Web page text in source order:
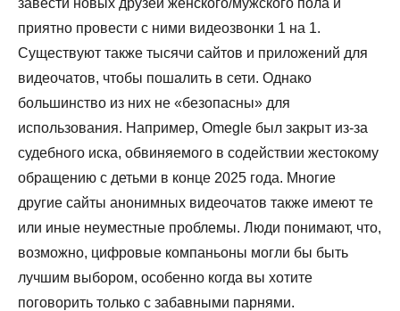
завести новых друзей женского/мужского пола и
приятно провести с ними видеозвонки 1 на 1.
Существуют также тысячи сайтов и приложений для
видеочатов, чтобы пошалить в сети. Однако
большинство из них не «безопасны» для
использования. Например, Omegle был закрыт из-за
судебного иска, обвиняемого в содействии жестокому
обращению с детьми в конце 2025 года. Многие
другие сайты анонимных видеочатов также имеют те
или иные неуместные проблемы. Люди понимают, что,
возможно, цифровые компаньоны могли бы быть
лучшим выбором, особенно когда вы хотите
поговорить только с забавными парнями.